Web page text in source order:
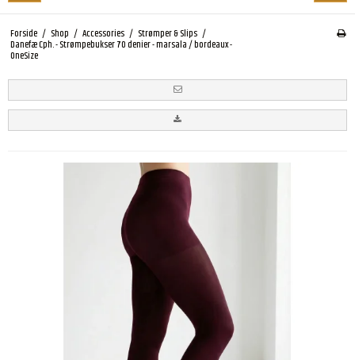
Forside / Shop / Accessories / Strømper & Slips /
Danefæ Cph. - Strømpebukser 70 denier - marsala / bordeaux -
OneSize